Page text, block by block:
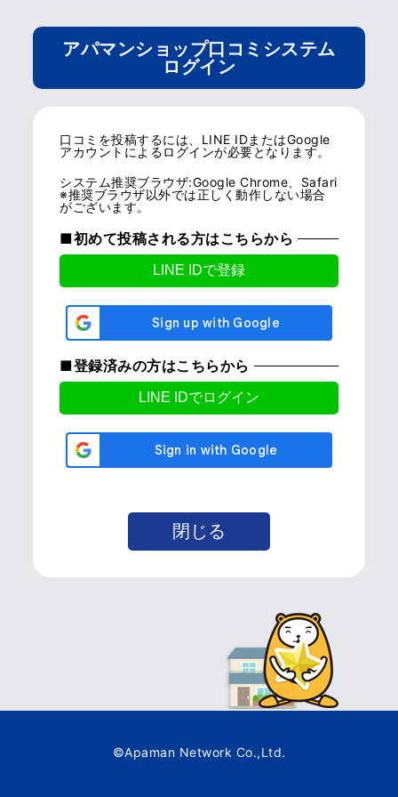
アパマンショップ口コミシステム
ログイン
口コミを投稿するには、LINE IDまたはGoogle
アカウントによるログインが必要となります。
システム推奨ブラウザ:Google Chrome、Safari
※推奨ブラウザ以外では正しく動作しない場合
がございます。
■初めて投稿される方はこちらから
■登録済みの方はこちらから
©Apaman Network Co.,Ltd.